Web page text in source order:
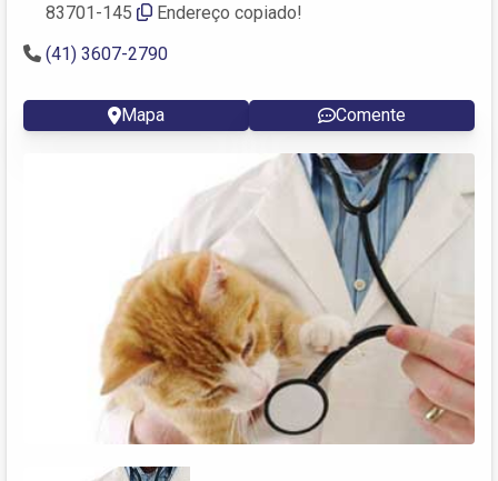
83701-145
Endereço copiado!
(41) 3607-2790
Mapa Comente